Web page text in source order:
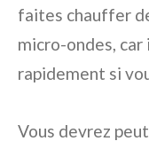
faites chauffer
micro-ondes,
rapidement si
Vous devrez